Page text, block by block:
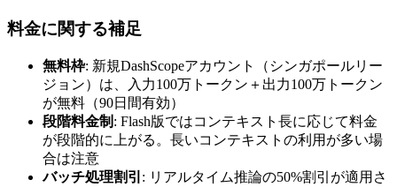
料金に関する補足
無料枠: 新規DashScopeアカウント（シンガポールリー
ジョン）は、入力100万トークン＋出力100万トークン
が無料（90日間有効）
段階料金制 : Flash版ではコンテキスト長に応じて料金
が段階的に上がる。長いコンテキストの利用が多い場
合は注意
バッチ処理割引 : リアルタイム推論の50%割引が適用さ